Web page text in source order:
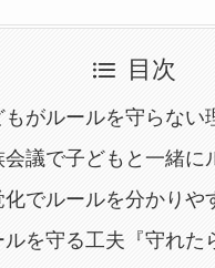
目次
もがルールを守らない
会議で子どもと一緒に
化でルールを分かりや
ルを守る工夫『守れた